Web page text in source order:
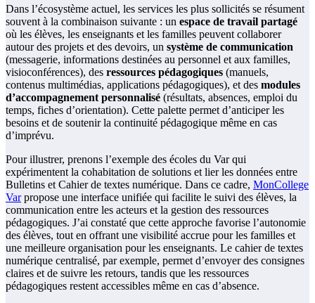
Dans l’écosystème actuel, les services les plus sollicités se résument
souvent à la combinaison suivante : un espace de travail partagé
où les élèves, les enseignants et les familles peuvent collaborer
autour des projets et des devoirs, un système de communication
(messagerie, informations destinées au personnel et aux familles,
visioconférences), des ressources pédagogiques (manuels,
contenus multimédias, applications pédagogiques), et des modules
d’accompagnement personnalisé (résultats, absences, emploi du
temps, fiches d’orientation). Cette palette permet d’anticiper les
besoins et de soutenir la continuité pédagogique même en cas
d’imprévu.
Pour illustrer, prenons l’exemple des écoles du Var qui
expérimentent la cohabitation de solutions et lier les données entre
Bulletins et Cahier de textes numérique. Dans ce cadre, MonCollege
Varpropose une interface unifiée qui facilite le suivi des élèves, la
communication entre les acteurs et la gestion des ressources
pédagogiques. J’ai constaté que cette approche favorise l’autonomie
des élèves, tout en offrant une visibilité accrue pour les familles et
une meilleure organisation pour les enseignants. Le cahier de textes
numérique centralisé, par exemple, permet d’envoyer des consignes
claires et de suivre les retours, tandis que les ressources
pédagogiques restent accessibles même en cas d’absence.